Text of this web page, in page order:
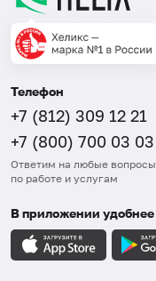
Телефон
+7 (812) 309 12 21
+7 (800) 700 03 03
Ответим на любые вопросы
по работе и услугам
В приложении удобнее